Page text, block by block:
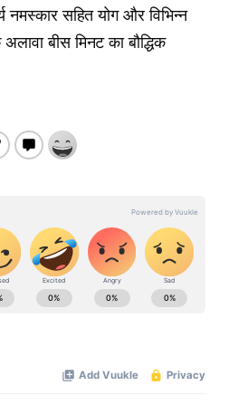
नमस्कार सहित योग और विभिन्न
बीस मिनट का बौद्धिक